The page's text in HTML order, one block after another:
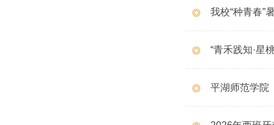
我校“种青春”
“青禾践知·星
平湖师范学院